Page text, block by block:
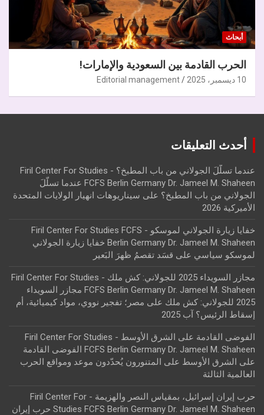
أبحاث
الحرب القادمة بين السعودية والإمارات!
10 ديسمبر، 2025 Editorial management
أحدث التعليقات
عندما تسلّلَ الجولاني من باب المطبخ؟ - Firil Center For Studies
FCFS Berlin Germany Dr. Jameel M. Shaheen عندما تسلّلَ
الجولاني من باب المطبخ؟ على سيناريوهات انهيار الولايات المتحدة
الأميركية 2026
خفايا زيارة الجولاني لموسكو - Firil Center For Studies FCFS
Berlin Germany Dr. Jameel M. Shaheen خفايا زيارة الجولاني
لموسكو سياسي على قسَد تقصمُ ظهرَ البَعير
مجازر السويداء 2025 للجولاني: كش ملك - Firil Center For Studies
FCFS Berlin Germany Dr. Jameel M. Shaheen مجازر السويداء
2025 للجولاني: كش ملك
على مصر؛ تفجير نووي، مواد كيميائية، أم
إسقاط الرئيس؟ آب 2025
الفوضى القادمة على الشرق الأوسط - Firil Center For Studies
FCFS Berlin Germany Dr. Jameel M. Shaheen الفوضى القادمة
على الشرق الأوسط على المتنورون يُحدّدون موعد ومواقع الحرب
العالمية الثالثة
حرب إيران إسرائيل، بمقياس النصر والهزيمة - Firil Center For
Studies FCFS Berlin Germany Dr. Jameel M. Shaheen حرب إيران